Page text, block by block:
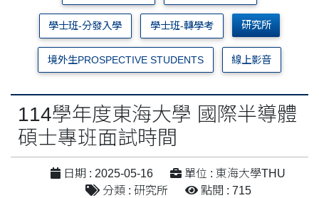
學士班-分發入學 學士班-轉學考 研究所
境外生PROSPECTIVE STUDENTS 線上影音
114學年度東海大學 國際半導體
碩士專班面試時間
日期 : 2025-05-16
單位 : 東海大學THU
分類 : 研究所
點閱 : 715